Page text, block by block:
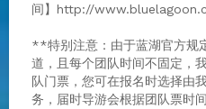
间】http://
**特别注意：由于蓝湖官方规
道，且每个团队时间不固定，
队门票，您可在报名时选择由
务，届时导游会根据团队票时